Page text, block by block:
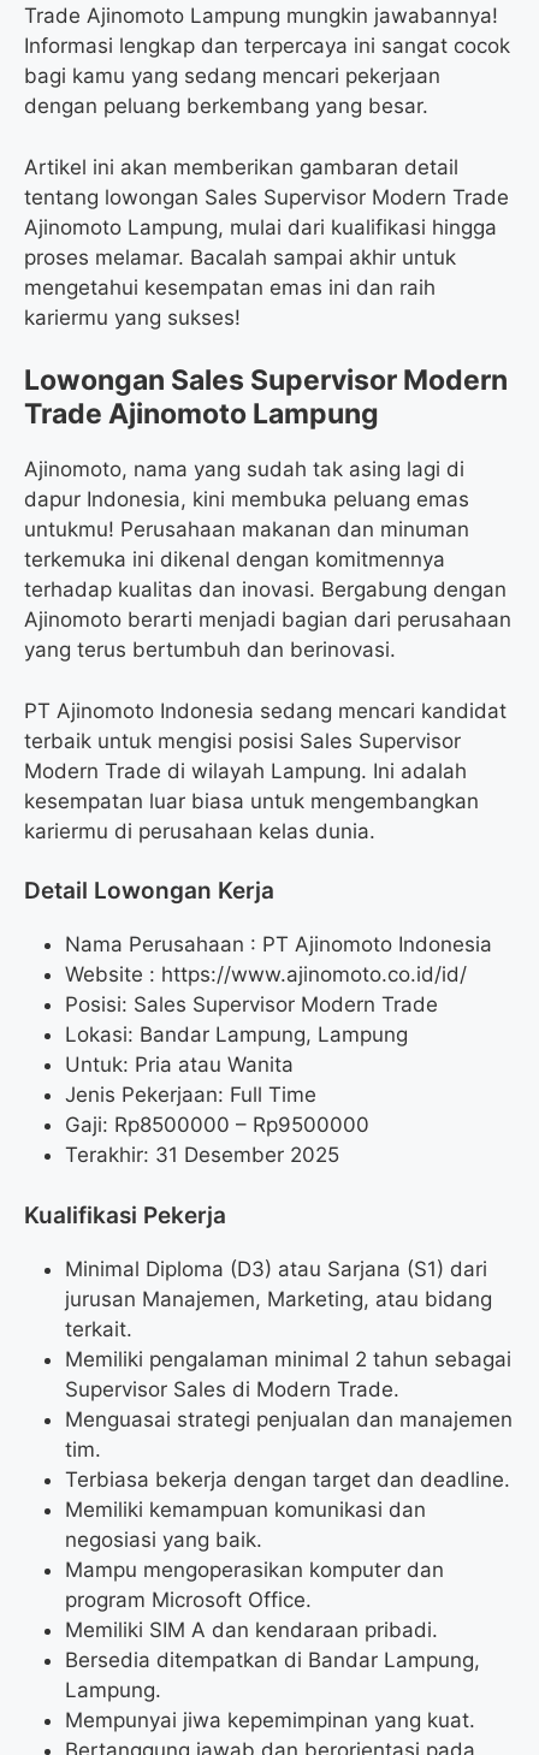
Trade Ajinomoto Lampung mungkin jawabannya!
Informasi lengkap dan terpercaya ini sangat cocok
bagi kamu yang sedang mencari pekerjaan
dengan peluang berkembang yang besar.
Artikel ini akan memberikan gambaran detail
tentang lowongan Sales Supervisor Modern Trade
Ajinomoto Lampung, mulai dari kualifikasi hingga
proses melamar. Bacalah sampai akhir untuk
mengetahui kesempatan emas ini dan raih
kariermu yang sukses!
Lowongan Sales Supervisor Modern
Trade Ajinomoto Lampung
Ajinomoto, nama yang sudah tak asing lagi di
dapur Indonesia, kini membuka peluang emas
untukmu! Perusahaan makanan dan minuman
terkemuka ini dikenal dengan komitmennya
terhadap kualitas dan inovasi. Bergabung dengan
Ajinomoto berarti menjadi bagian dari perusahaan
yang terus bertumbuh dan berinovasi.
PT Ajinomoto Indonesia sedang mencari kandidat
terbaik untuk mengisi posisi Sales Supervisor
Modern Trade di wilayah Lampung. Ini adalah
kesempatan luar biasa untuk mengembangkan
kariermu di perusahaan kelas dunia.
Detail Lowongan Kerja
Nama Perusahaan : PT Ajinomoto Indonesia
Website : https://www.ajinomoto.co.id/id/
Posisi: Sales Supervisor Modern Trade
Lokasi: Bandar Lampung, Lampung
Untuk: Pria atau Wanita
Jenis Pekerjaan: Full Time
Gaji: Rp8500000 – Rp9500000
Terakhir: 31 Desember 2025
Kualifikasi Pekerja
Minimal Diploma (D3) atau Sarjana (S1) dari
jurusan Manajemen, Marketing, atau bidang
terkait.
Memiliki pengalaman minimal 2 tahun sebagai
Supervisor Sales di Modern Trade.
Menguasai strategi penjualan dan manajemen
tim.
Terbiasa bekerja dengan target dan deadline.
Memiliki kemampuan komunikasi dan
negosiasi yang baik.
Mampu mengoperasikan komputer dan
program Microsoft Office.
Memiliki SIM A dan kendaraan pribadi.
Bersedia ditempatkan di Bandar Lampung,
Lampung.
Mempunyai jiwa kepemimpinan yang kuat.
Bertanggung jawab dan berorientasi pada